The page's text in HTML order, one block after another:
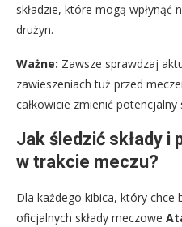
składzie, które mogą wpłynąć
drużyn.
Ważne: Zawsze sprawdzaj
zawieszeniach tuż przed
całkowicie zmienić potencjalny
Jak śledzić składy i
w trakcie meczu?
Dla każdego kibica, który chce
oficjalnych składy meczowe